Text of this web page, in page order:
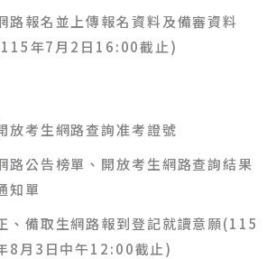
路報名並上傳報名資料及備審資料
年7月2日16:00截止)
放考生網路查詢准考證號
路公告榜單、開放考生網路查詢結果
知單
、備取生網路報到登記就讀意願(115
8月3日中午12:00截止)